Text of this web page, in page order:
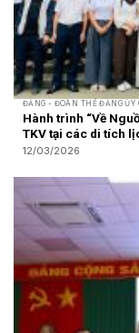
ĐẢNG - ĐOÀN THỂ ĐẢNG ỦY
Hành trình “Về
TKV tại các di tích
12/03/2026